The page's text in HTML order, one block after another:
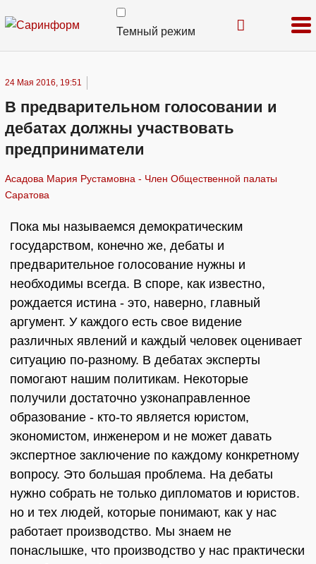
Темный режим
24 Мая 2016, 19:51
В предварительном голосовании и
дебатах должны участвовать
предприниматели
Асадова Мария Рустамовна - Член Общественной палаты
Саратова
Пока мы называемся демократическим
государством, конечно же, дебаты и
предварительное голосование нужны и
необходимы всегда. В споре, как известно,
рождается истина - это, наверно, главный
аргумент. У каждого есть свое видение
различных явлений и каждый человек оценивает
ситуацию по-разному. В дебатах эксперты
помогают нашим политикам. Некоторые
получили достаточно узконаправленное
образование - кто-то является юристом,
экономистом, инженером и не может давать
экспертное заключение по каждому конкретному
вопросу. Это большая проблема. На дебаты
нужно собрать не только дипломатов и юристов.
но и тех людей, которые понимают, как у нас
работает производство. Мы знаем не
понаслышке, что производство у нас практически